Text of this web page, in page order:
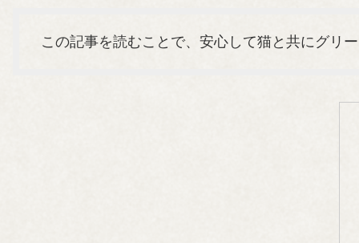
この記事を読むことで、安心して猫と共にグリ